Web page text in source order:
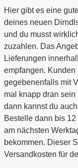
Hier gibt es eine
deines neuen
und du musst
zuzahlen. Das
Lieferungen
empfangen.
gegebenenfalls mit
mal knapp dran
dann kannst du
Bestelle dann bis
am nächsten
bekommen. Dieser
Versandkosten für